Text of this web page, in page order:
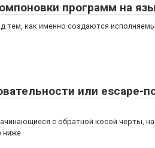
программ на
тем, как именно создаются
или escape-
с обратной косой черты,
ниже